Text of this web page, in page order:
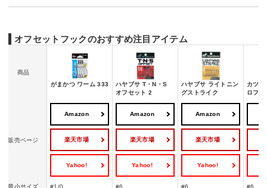
オフセットフックのおすすめ注目アイテム
商品
がまかつ ワーム 333
ハヤブサ T・N・S
オフセット 2
ハヤブサ ライトニン
グストライク
カツイ
ロフ
販売ページ
Amazon
楽天市場
Yahoo!
Amazon
楽天市場
Yahoo!
Amazon
楽天市場
Yahoo!
最小サイズ #1/0 #6 #6 #6